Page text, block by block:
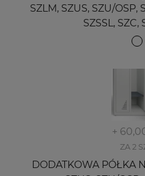
SZLM, SZUS, SZU/OSP,
SZSSL, SZC,
+
ZA 2
DODATKOWA PÓŁKA